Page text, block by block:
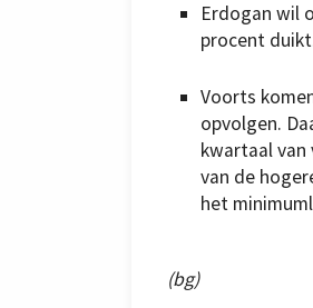
Erdogan wil
procent
Voorts
opvolgen.
kwartaal
van de
het
(bg)